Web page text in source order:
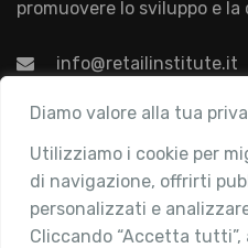
Diamo valore alla tua
Utilizziamo i cookie per
di navigazione, offrirti
personalizzati e
Cliccando “Accetta
promuovere lo sviluppo e
info@retailinstitute.it
Associazione
Chi siamo
Attività
Contatti